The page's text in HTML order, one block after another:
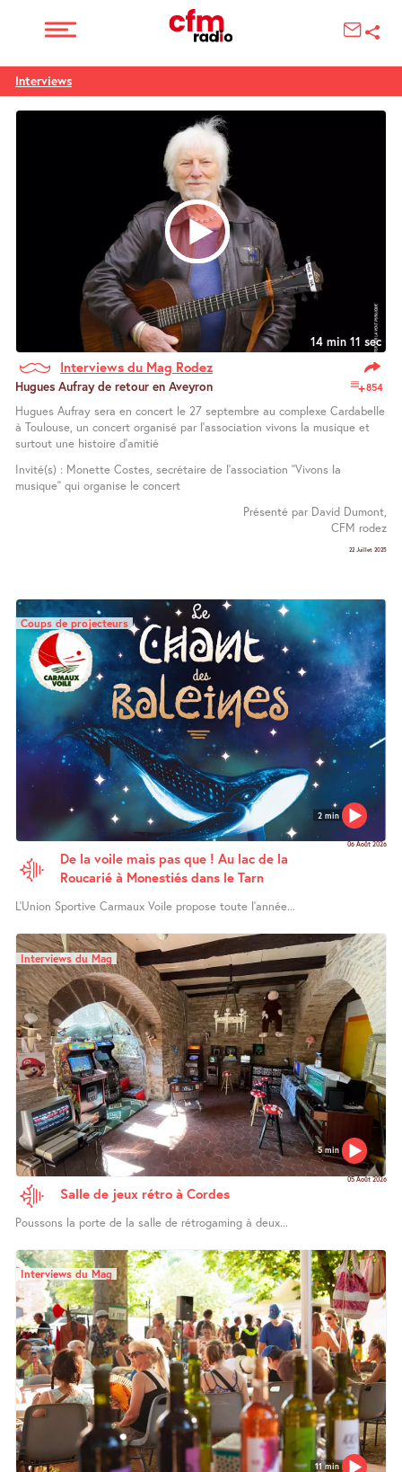
Interviews
14 min 11 sec
Interviews du Mag Rodez
854
Hugues Aufray de retour en Aveyron
Hugues Aufray sera en concert le 27 septembre au complexe Cardabelle
à Toulouse, un concert organisé par l’association vivons la musique et
surtout une histoire d’amitié
Invité(s) : Monette Costes, secrétaire de l’association ’’Vivons la
musique’’ qui organise le concert
Présenté par David Dumont,
CFM rodez
22 Juillet 2025
2 min
Coups de projecteurs
06 Août 2026
De la voile mais pas que ! Au lac de la
Roucarié à Monestiés dans le Tarn
L’Union Sportive Carmaux Voile propose toute l’année...
5 min
Interviews du Mag
05 Août 2026
Salle de jeux rétro à Cordes
Poussons la porte de la salle de rétrogaming à deux...
11 min
Interviews du Mag